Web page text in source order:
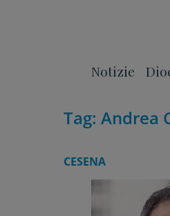
Notizie
Tag: Andrea
CESENA